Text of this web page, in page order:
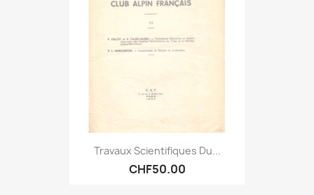
Travaux Scientifiques Du...
CHF50.00